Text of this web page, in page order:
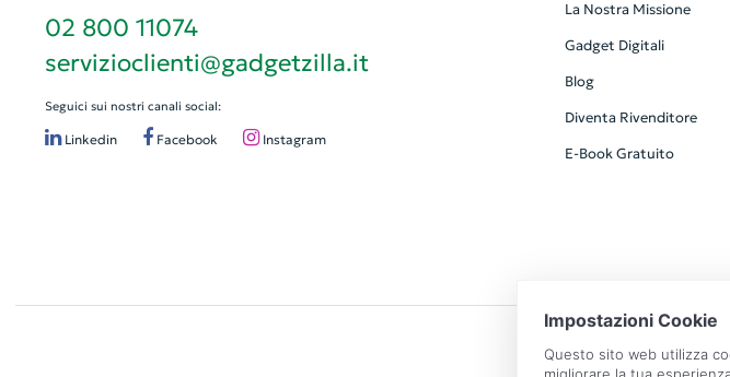
02 800 11074
servizioclienti@gadgetzilla.it
Seguici sui nostri canali social:
Linkedin Facebook Instagram
La Nostra Missione
Gadget Digitali
Blog
Diventa Rivenditore
E-Book Gratuito